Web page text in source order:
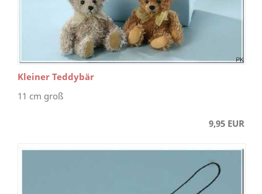
Kleiner Teddybär
11 cm groß
9,95 EUR